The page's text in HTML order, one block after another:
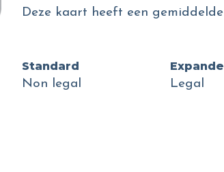
Deze kaart heeft een
Standard
Non legal
Legal